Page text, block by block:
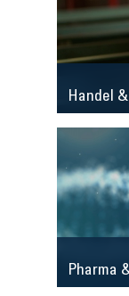
Handel
Pharma